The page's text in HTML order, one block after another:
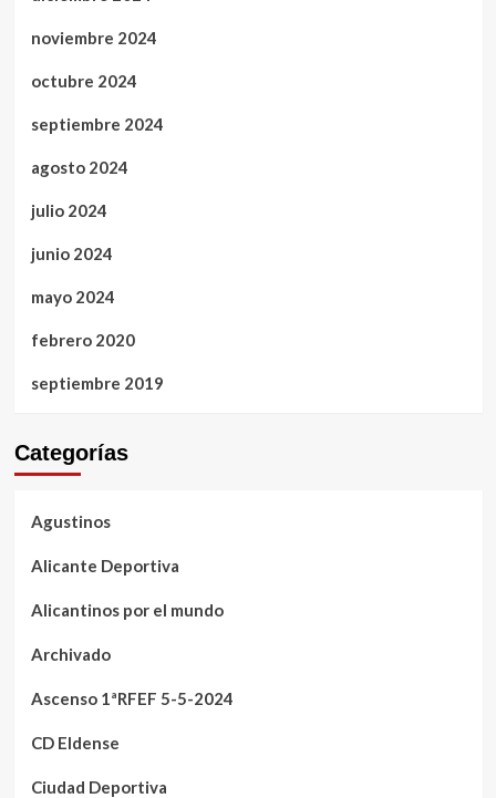
noviembre 2024
octubre 2024
septiembre 2024
agosto 2024
julio 2024
junio 2024
mayo 2024
febrero 2020
septiembre 2019
Categorías
Agustinos
Alicante Deportiva
Alicantinos por el mundo
Archivado
Ascenso 1ªRFEF 5-5-2024
CD Eldense
Ciudad Deportiva